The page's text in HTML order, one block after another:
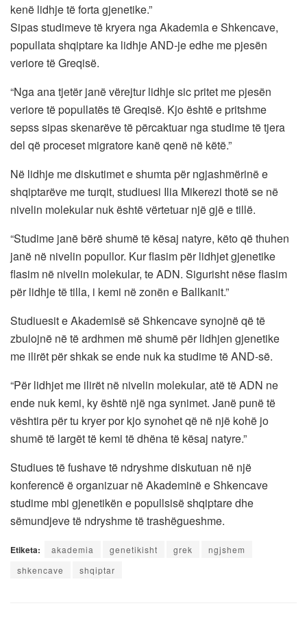
kenë lidhje të forta gjenetike.”
Sipas studimeve të kryera nga Akademia e Shkencave,
popullata shqiptare ka lidhje AND-je edhe me pjesën
veriore të Greqisë.
“Nga ana tjetër janë vërejtur lidhje sic pritet me pjesën
veriore të popullatës të Greqisë. Kjo është e pritshme
sepss sipas skenarëve të përcaktuar nga studime të tjera
del që proceset migratore kanë qenë në këtë.”
Në lidhje me diskutimet e shumta për ngjashmërinë e
shqiptarëve me turqit, studiuesi Ilia Mikerezi thotë se në
nivelin molekular nuk është vërtetuar një gjë e tillë.
“Studime janë bërë shumë të kësaj natyre, këto që thuhen
janë në nivelin popullor. Kur flasim për lidhjet gjenetike
flasim në nivelin molekular, te ADN. Sigurisht nëse flasim
për lidhje të tilla, i kemi në zonën e Ballkanit.”
Studiuesit e Akademisë së Shkencave synojnë që të
zbulojnë në të ardhmen më shumë për lidhjen gjenetike
me ilirët për shkak se ende nuk ka studime të AND-së.
“Për lidhjet me ilirët në nivelin molekular, atë të ADN ne
ende nuk kemi, ky është një nga synimet. Janë punë të
vështira për tu kryer por kjo synohet që në një kohë jo
shumë të largët të kemi të dhëna të kësaj natyre.”
Studiues të fushave të ndryshme diskutuan në një
konferencë ë organizuar në Akademinë e Shkencave
studime mbi gjenetikën e popullsisë shqiptare dhe
sëmundjeve të ndryshme të trashëgueshme.
Etiketa: akademia genetikisht grek
ngjshem
shkencave
shqiptar